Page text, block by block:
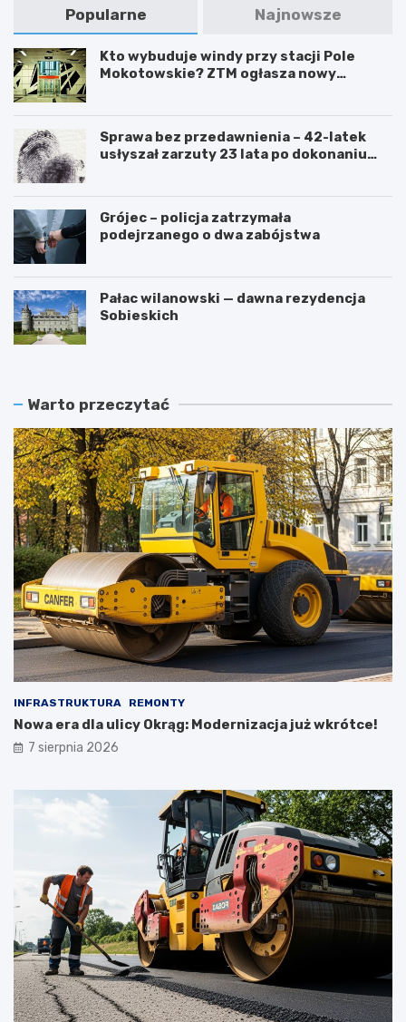
Popularne Najnowsze
Kto wybuduje windy przy stacji Pole
Mokotowskie? ZTM ogłasza nowy
Sprawa bez przedawnienia – 42-latek
usłyszał zarzuty 23 lata po dokonaniu
Grójec – policja zatrzymała
podejrzanego o dwa zabójstwa
Pałac wilanowski — dawna rezydencja
Sobieskich
Warto przeczytać
INFRASTRUKTURA REMONTY
Nowa era dla ulicy Okrąg: Modernizacja już wkrótce!
7 sierpnia 2026